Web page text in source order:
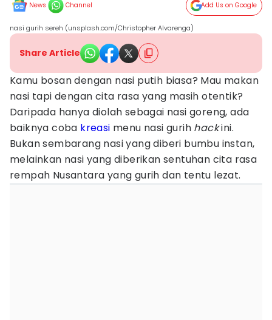
News Channel Add Us on Google
nasi gurih sereh (unsplash.com/Christopher Alvarenga)
Share Article
Kamu bosan dengan nasi putih biasa? Mau makan
nasi tapi dengan cita rasa yang masih otentik?
Daripada hanya diolah sebagai nasi goreng, ada
baiknya coba kreasi menu nasi gurih hackini.
Bukan sembarang nasi yang diberi bumbu instan,
melainkan nasi yang diberikan sentuhan cita rasa
rempah Nusantara yang gurih dan tentu lezat.